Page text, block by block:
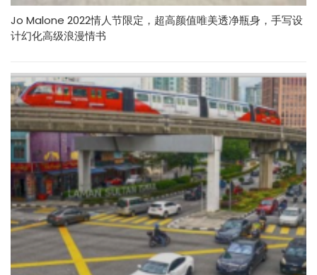
Jo Malone 2022情人节限定，超高颜值唯美透净瓶身，手写设
计幻化高级浪漫情书